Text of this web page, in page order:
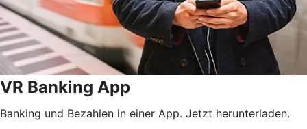
VR Banking App
Banking und Bezahlen in einer App. Jetzt herunterladen.